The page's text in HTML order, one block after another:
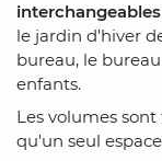
interchangeables
le jardin d'hiver
bureau, le
enfants.
Les volumes
qu'un seul